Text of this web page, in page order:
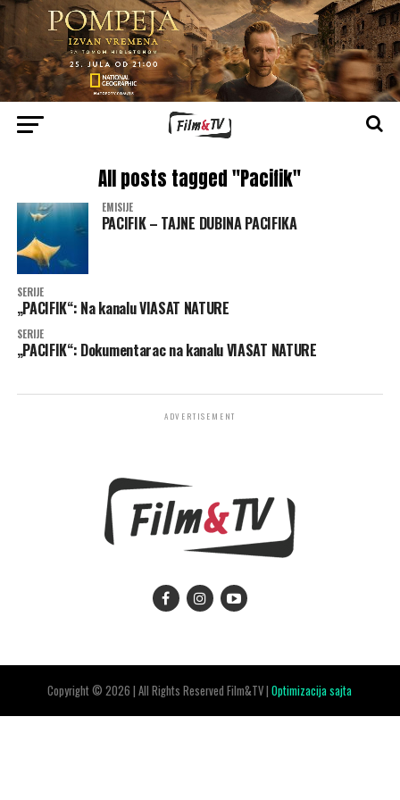
All posts tagged "Pacifik"
EMISIJE
PACIFIK – TAJNE DUBINA PACIFIKA
SERIJE
„PACIFIK“: Na kanalu VIASAT NATURE
SERIJE
„PACIFIK“: Dokumentarac na kanalu VIASAT NATURE
ADVERTISEMENT
Copyright © 2026 | All Rights Reserved Film&TV |Optimizacija sajta